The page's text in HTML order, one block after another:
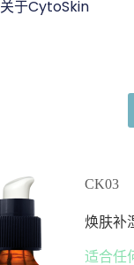
关于CytoSkin
CK03
焕肤补
适合任